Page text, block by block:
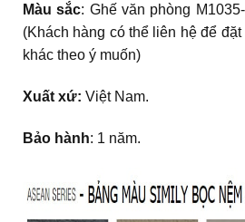
Màu sắc: Ghế văn phòng
(Khách hàng có thể liên hệ để
khác theo ý muốn)
Xuất xứ: Việt Nam.
Bảo hành: 1 năm.